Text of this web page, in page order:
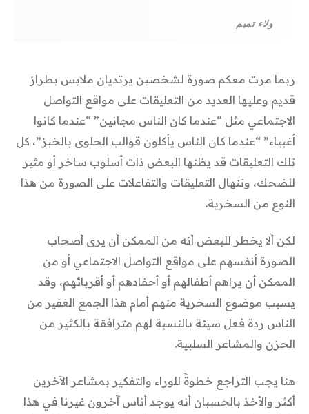
ولاء تميم
ربما مرت معكم صورة لشخصين يرتديان ملابس بطراز
قديم وعليها العديد من التعليقات على مواقع التواصل
الاجتماعي مثل “عندما كان الناس مجانين” “عندما كانوا
أغبياء” “عندما كان الناس يأكلون قوالب الحلوى بالخبز”، كل
تلك التعليقات قد يظنها البعض ذات أسلوب ساخر أو مثير
للضحك، وتنهال التعليقات والتفاعلات على الصورة من هذا
النوع من السخرية.
لكن ألا يخطر للبعض أنه من الممكن أن يرى أصحاب
الصورة أنفسهم على مواقع التواصل الاجتماعي أو من
الممكن أن يراهم أطفالهم أو أحفادهم أو أقربائهم، وقد
يسبب موضوع السخرية منهم أمام هذا الجمع الغفير من
الناس ردة فعل سيئة بالنسبة لهم مترافقة بالكثير من
الحزن والمشاعر السلبية.
هنا يجب التراجع خطوةً للوراء والتفكير بمشاعر الآخرين
أكثر والأخذ بالحسبان أنه يوجد أناس آخرون غيرنا في هذا